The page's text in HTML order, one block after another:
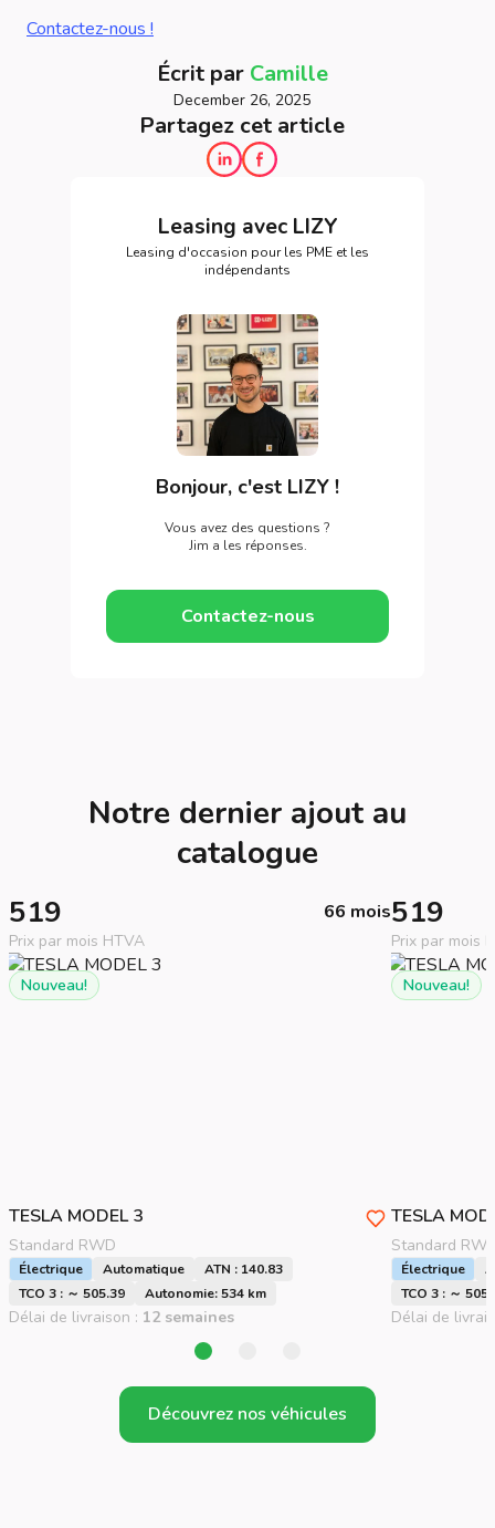
Contactez-nous !
Écrit par Camille
December 26, 2025
Partagez cet article
Leasing avec LIZY
Leasing d'occasion pour les PME et les
indépendants
Bonjour, c'est LIZY !
Vous avez des questions ?
Jim a les réponses.
Contactez-nous
Notre dernier ajout au
catalogue
519 66 mois
Prix par mois HTVA
Nouveau!
TESLA MODEL 3
Standard RWD
Électrique Automatique
ATN : 140.83
TCO 3 : ～ 505.39
Autonomie: 534 km
Délai de livraison : 12 semaines
519
Prix par mois
Nouveau!
TESLA
Standard
Électrique
TCO 3 : ～
Délai de
Découvrez nos véhicules